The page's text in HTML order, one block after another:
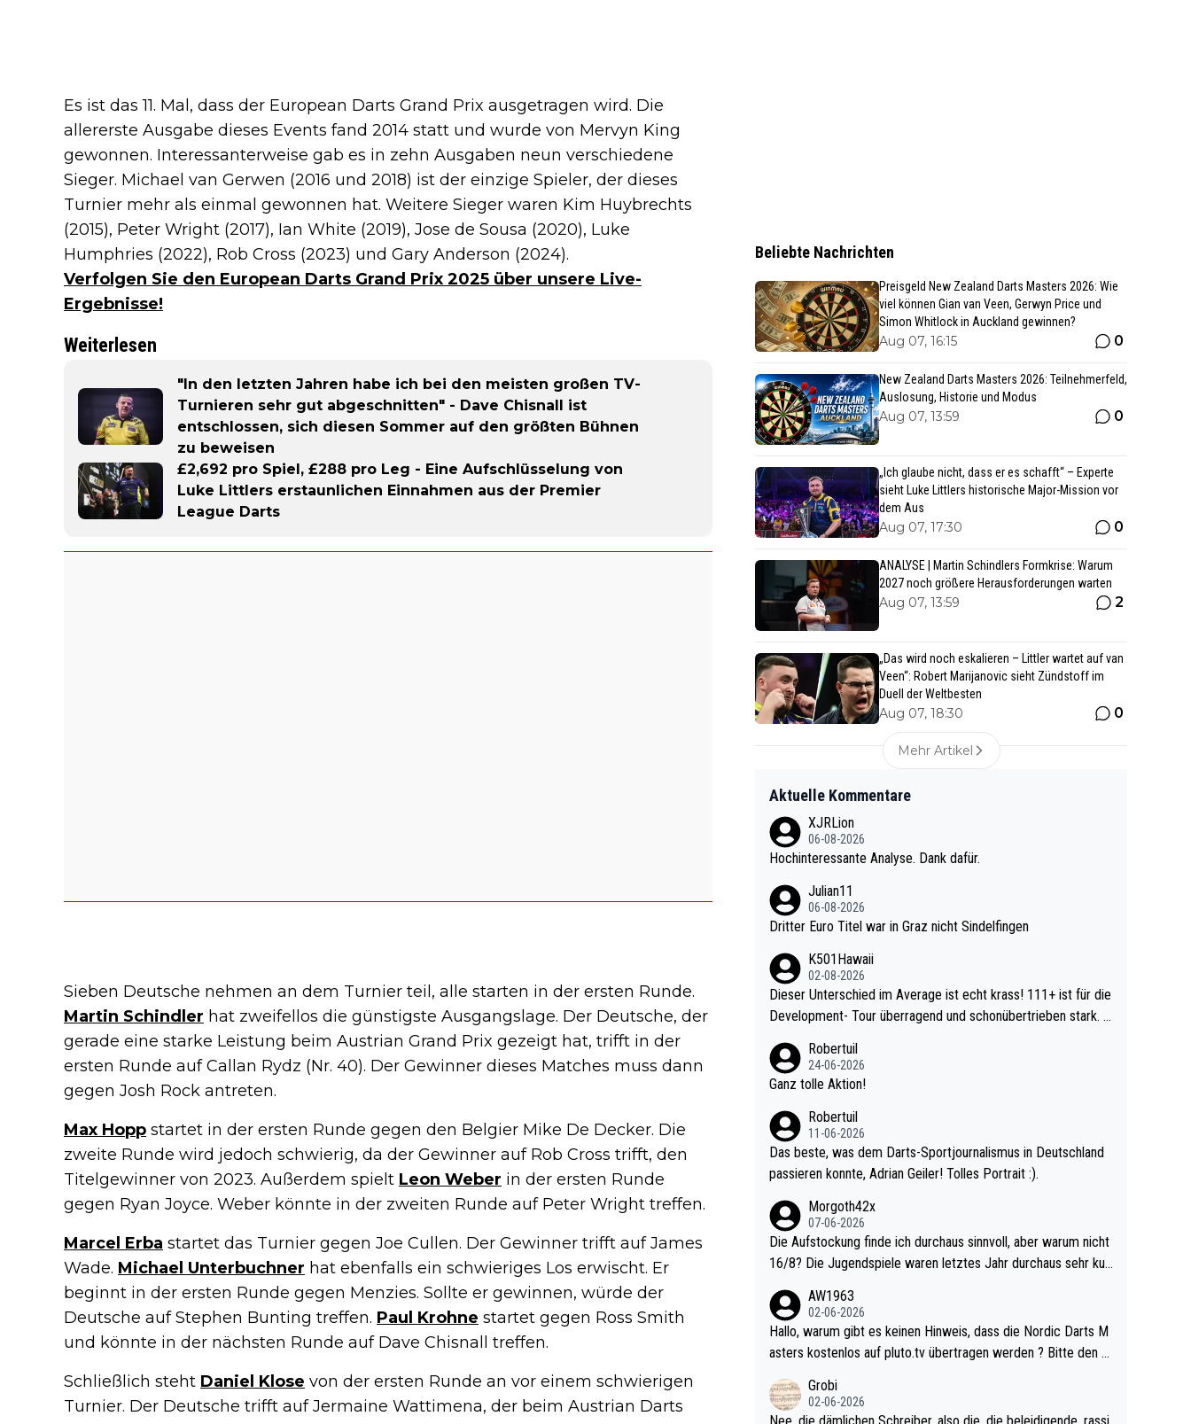
Es ist das 11. Mal, dass der European Darts Grand Prix ausgetragen wird. Die
allererste Ausgabe dieses Events fand 2014 statt und wurde von Mervyn King
gewonnen. Interessanterweise gab es in zehn Ausgaben neun verschiedene
Sieger. Michael van Gerwen (2016 und 2018) ist der einzige Spieler, der dieses
Turnier mehr als einmal gewonnen hat. Weitere Sieger waren Kim Huybrechts
(2015), Peter Wright (2017), Ian White (2019), Jose de Sousa (2020), Luke
Humphries (2022), Rob Cross (2023) und Gary Anderson (2024).
Verfolgen Sie den European Darts Grand Prix 2025 über unsere Live-
Ergebnisse!
Weiterlesen
"In den letzten Jahren habe ich bei den meisten großen TV-
Turnieren sehr gut abgeschnitten" - Dave Chisnall ist
entschlossen, sich diesen Sommer auf den größten Bühnen
zu beweisen
£2,692 pro Spiel, £288 pro Leg - Eine Aufschlüsselung von
Luke Littlers erstaunlichen Einnahmen aus der Premier
League Darts
Sieben Deutsche nehmen an dem Turnier teil, alle starten in der ersten Runde.
Martin Schindler hat zweifellos die günstigste Ausgangslage. Der Deutsche, der
gerade eine starke Leistung beim Austrian Grand Prix gezeigt hat, trifft in der
ersten Runde auf Callan Rydz (Nr. 40). Der Gewinner dieses Matches muss dann
gegen Josh Rock antreten.
Max Hopp startet in der ersten Runde gegen den Belgier Mike De Decker. Die
zweite Runde wird jedoch schwierig, da der Gewinner auf Rob Cross trifft, den
Titelgewinner von 2023. Außerdem spielt Leon Weber in der ersten Runde
gegen Ryan Joyce. Weber könnte in der zweiten Runde auf Peter Wright treffen.
Marcel Erba startet das Turnier gegen Joe Cullen. Der Gewinner trifft auf James
Wade. Michael Unterbuchner hat ebenfalls ein schwieriges Los erwischt. Er
beginnt in der ersten Runde gegen Menzies. Sollte er gewinnen, würde der
Deutsche auf Stephen Bunting treffen. Paul Krohne startet gegen Ross Smith
und könnte in der nächsten Runde auf Dave Chisnall treffen.
Schließlich steht Daniel Klose von der ersten Runde an vor einem schwierigen
Turnier. Der Deutsche trifft auf Jermaine Wattimena, der beim Austrian Darts
Beliebte Nachrichten
Preisgeld New Zealand Darts Masters 2026: Wie
viel können Gian van Veen, Gerwyn Price und
Simon Whitlock in Auckland gewinnen?
Aug 07, 16:15 0
New Zealand Darts Masters 2026: Teilnehmerfeld,
Auslosung, Historie und Modus
Aug 07, 13:59 0
„Ich glaube nicht, dass er es schafft“ – Experte
sieht Luke Littlers historische Major-Mission vor
dem Aus
Aug 07, 17:30 0
ANALYSE | Martin Schindlers Formkrise: Warum
2027 noch größere Herausforderungen warten
Aug 07, 13:59 2
„Das wird noch eskalieren – Littler wartet auf van
Veen“: Robert Marijanovic sieht Zündstoff im
Duell der Weltbesten
Aug 07, 18:30 0
Mehr Artikel
Aktuelle Kommentare
XJRLion
06-08-2026
Hochinteressante Analyse. Dank dafür.
Julian11
06-08-2026
Dritter Euro Titel war in Graz nicht Sindelfingen
K501Hawaii
02-08-2026
Dieser Unterschied im Average ist echt krass! 111+ ist für die
Development- Tour überragend und schonübertrieben stark. U
e mal 40+ erst recht. Da gewinnst keinen Blumentopf - ist ja n
och krasser wie ein Pokalspiel eines Kreisligisten vs einem Bu
Robertuil
24-06-2026
Ganz tolle Aktion!
Robertuil
11-06-2026
Das beste, was dem Darts-Sportjournalismus in Deutschland
passieren konnte, Adrian Geiler! Tolles Portrait :).
Morgoth42x
07-06-2026
Die Aufstockung finde ich durchaus sinnvoll, aber warum nicht
16/8? Die Jugendspiele waren letztes Jahr durchaus sehr kur
l. Allerdings ist Mitchell Lawrie als Nummer 1 der Welt eh quali
fiziert. Somit ändert die automatische Qualifikation des Weltm
eisters erstmal nichts. Ich denke sie wollen damit für nächste
d wohl wenig WDF Turniere spielen. Dies war bei Archie Self l
etztes Jahr der Fall. Er musste als amtierender Weltmeister d
AW1963
02-06-2026
Hallo, warum gibt es keinen Hinweis, dass die Nordic Darts M
asters kostenlos auf pluto.tv übertragen werden ? Bitte den A
Grobi
02-06-2026